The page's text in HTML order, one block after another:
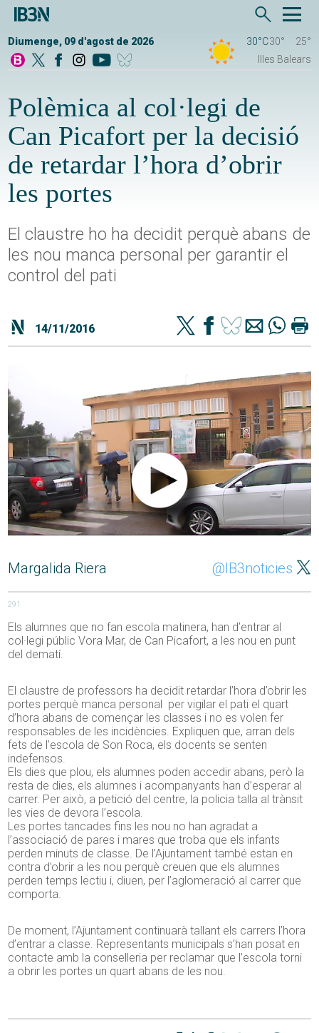
Diumenge, 09 d'agost de 2026 30°C30°
25°
Illes Balears
Polèmica al col·legi de
Can Picafort per la decisió
de retardar l’hora d’obrir
les portes
El claustre ho ha decidit perquè abans de
les nou manca personal per garantir el
control del pati
14/11/2016
Margalida Riera @IB3noticies
291
Els alumnes que no fan escola matinera, han d’entrar al
col·legi públic Vora Mar, de Can Picafort, a les nou en punt
del dematí.
El claustre de professors ha decidit retardar l’hora d’obrir les
portes perquè manca personal per vigilar el pati el quart
d’hora abans de començar les classes i no es volen fer
responsables de les incidències. Expliquen que, arran dels
fets de l’escola de Son Roca, els docents se senten
indefensos.
Els dies que plou, els alumnes poden accedir abans, però la
resta de dies, els alumnes i acompanyants han d’esperar al
carrer. Per això, a petició del centre, la policia talla al trànsit
les vies de devora l’escola.
Les portes tancades fins les nou no han agradat a
l’associació de pares i mares que troba que els infants
perden minuts de classe. De l’Ajuntament també estan en
contra d’obrir a les nou perquè creuen que els alumnes
perden temps lectiu i, diuen, per l’aglomeració al carrer que
comporta.
De moment, l’Ajuntament continuarà tallant els carrers l’hora
d’entrar a classe. Representants municipals s’han posat en
contacte amb la conselleria per reclamar que l’escola torni
a obrir les portes un quart abans de les nou.